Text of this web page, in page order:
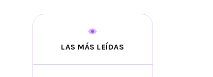
LAS MÁS LEÍDAS